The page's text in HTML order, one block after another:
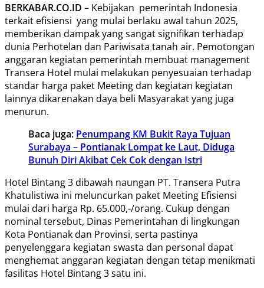
BERKABAR.CO.ID – Kebijakan pemerintah Indonesia
terkait efisiensi yang mulai berlaku awal tahun 2025,
memberikan dampak yang sangat signifikan terhadap
dunia Perhotelan dan Pariwisata tanah air. Pemotongan
anggaran kegiatan pemerintah membuat management
Transera Hotel mulai melakukan penyesuaian terhadap
standar harga paket Meeting dan kegiatan kegiatan
lainnya dikarenakan daya beli Masyarakat yang juga
menurun.
Baca juga: Penumpang KM Bukit Raya Tujuan
Surabaya – Pontianak Lompat ke Laut, Diduga
Bunuh Diri Akibat Cek Cok dengan Istri
Hotel Bintang 3 dibawah naungan PT. Transera Putra
Khatulistiwa ini meluncurkan paket Meeting Efisiensi
mulai dari harga Rp. 65.000,-/orang. Cukup dengan
nominal tersebut, Dinas Pemerintahan di lingkungan
Kota Pontianak dan Provinsi, serta pastinya
penyelenggara kegiatan swasta dan personal dapat
menghemat anggaran kegiatan dengan tetap menikmati
fasilitas Hotel Bintang 3 satu ini.